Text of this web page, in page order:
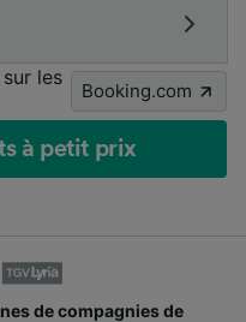
les
Booking.com
à petit prix
de compagnies de